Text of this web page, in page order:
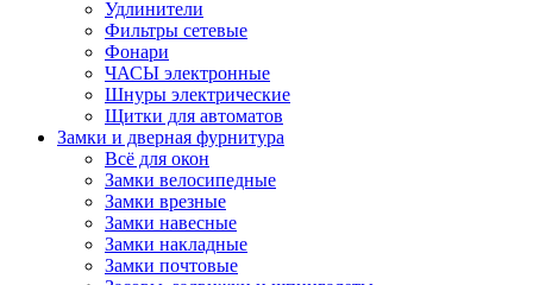
Удлинители
Фильтры сетевые
Фонари
ЧАСЫ электронные
Шнуры электрические
Щитки для автоматов
Замки и дверная фурнитура
Всё для окон
Замки велосипедные
Замки врезные
Замки навесные
Замки накладные
Замки почтовые